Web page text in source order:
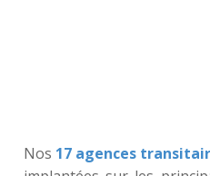
Nos 17 agences